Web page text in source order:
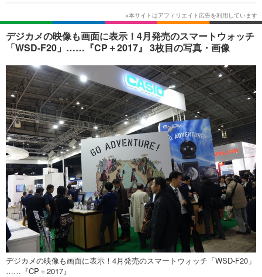
韓国・芸能
音楽 スポーツ
ショッピング その他
ライフTOP グルメ
ペット ショッピング
その他
リリース一覧
プッシュ通知の停止方法
デジカメの映像も画面に表示！4月発売のスマートウォッチ
「WSD-F20」……『CP＋2017』 3枚目の写真・画像
デジカメの映像も画面に表示！4月発売のスマートウォッチ「WSD-F20」
……『CP＋2017』